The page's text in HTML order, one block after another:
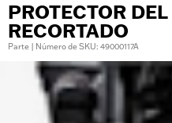
PROTECTOR
RECORTADO
Parte | Número de SKU: 49000117A